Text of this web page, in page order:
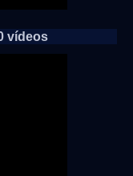
vídeos